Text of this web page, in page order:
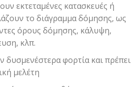
εκτεταμένες κατασκευές ή
το διάγραµµα δόµησης, ως
όρους δόµησης, κάλυψη,
κλπ.
φορτία και πρέπει
μελέτη